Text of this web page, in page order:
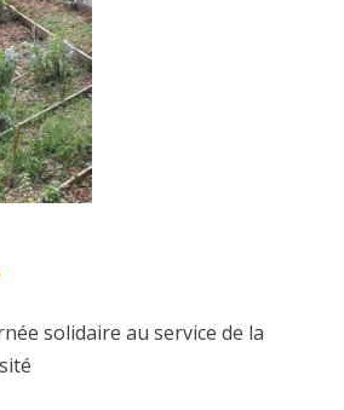
solidaire au service de la